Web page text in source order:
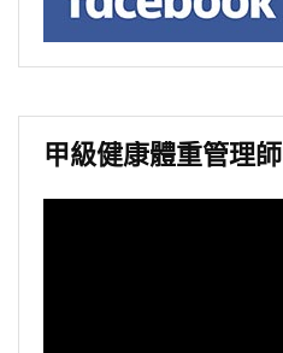
甲級健康體重管理師